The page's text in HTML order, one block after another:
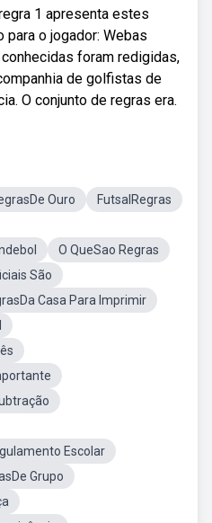
1 apresenta estes
o jogador: Webas
foram redigidas,
de golfistas de
O conjunto de regras era.
Ouro
FutsalRegras
O QueSao Regras
São
Casa Para Imprimir
Escolar
Grupo